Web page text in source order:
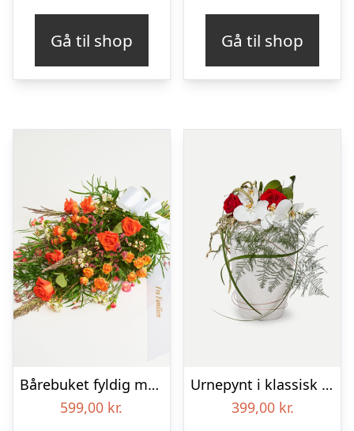
Gå til shop Gå til shop
Bårebuket fyldig med bånd
599,00 kr.
Urnepynt i klassisk stil – rød og hvid
399,00 kr.